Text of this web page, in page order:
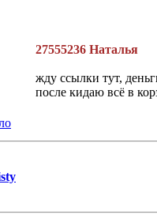
27555236 Наталья
жду ссылки тут,
после кидаю всё в